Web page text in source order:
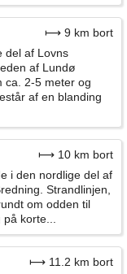
⟼ 9 km bort
del af Lovns
af Lundø
ca. 2-5 meter og
af en blanding
⟼ 10 km bort
i den nordlige del af
Strandlinjen,
om odden til
korte...
⟼ 11.2 km bort